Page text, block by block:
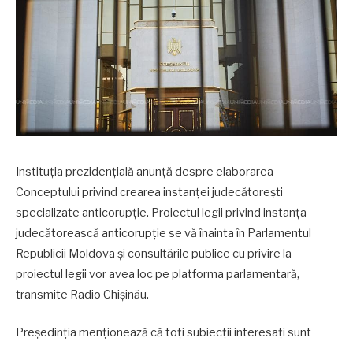
Instituția prezidențială anunță despre elaborarea
Conceptului privind crearea instanței judecătorești
specializate anticorupție. Proiectul legii privind instanța
judecătorească anticorupție se vă înainta în Parlamentul
Republicii Moldova și consultările publice cu privire la
proiectul legii vor avea loc pe platforma parlamentară,
transmite Radio Chișinău.
Președinția menționează că toți subiecții interesați sunt